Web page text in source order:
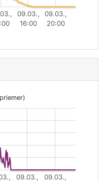
09.03.,
16:00
09.03.,
20:00
09.03.,
09.03.,